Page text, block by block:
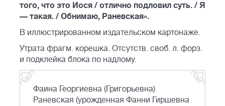
того, что это Иося / отлично подловил суть. / Я
— такая. / Обнимаю, Раневская».
В иллюстрированном издательском картонаже.
Утрата фрагм. корешка. Отсутств. своб. л. форз.
и подклейка блока по надлому.
Фаина Георгиевна (Григорьевна)
Раневская (урожденная Фанни Гиршевна